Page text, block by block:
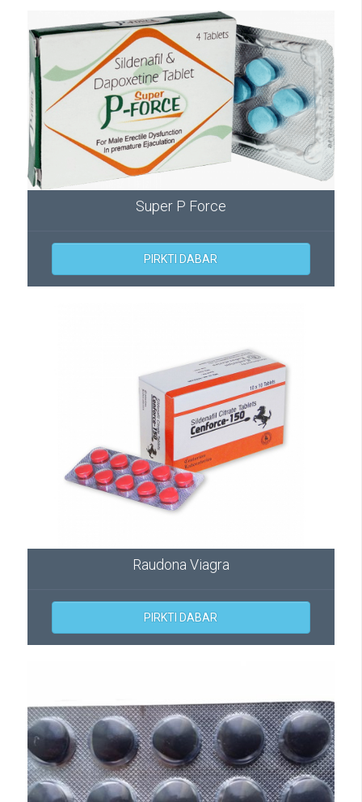
Super P Force
PIRKTI DABAR
Raudona Viagra
PIRKTI DABAR